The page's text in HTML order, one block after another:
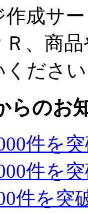
成サ
Ｒ、商
くださ
らのお
件を
件を
件を突